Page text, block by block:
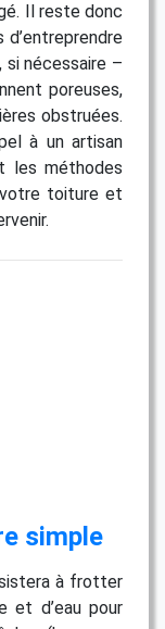
Il reste donc
nécessaire –
poreuses,
obstruées.
à un artisan
les méthodes
toiture et
simple
à frotter
et d’eau pour